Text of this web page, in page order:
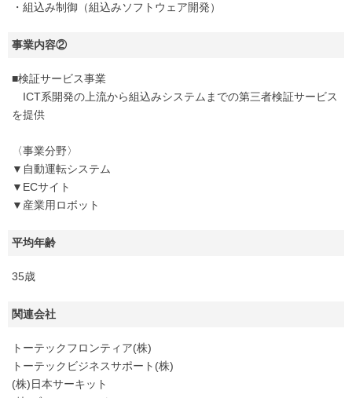
・組込み制御（組込みソフトウェア開発）
事業内容②
■検証サービス事業
ICT系開発の上流から組込みシステムまでの第三者検証サービス
を提供
〈事業分野〉
▼自動運転システム
▼ECサイト
▼産業用ロボット
平均年齢
35歳
関連会社
トーテックフロンティア(株)
トーテックビジネスサポート(株)
(株)日本サーキット